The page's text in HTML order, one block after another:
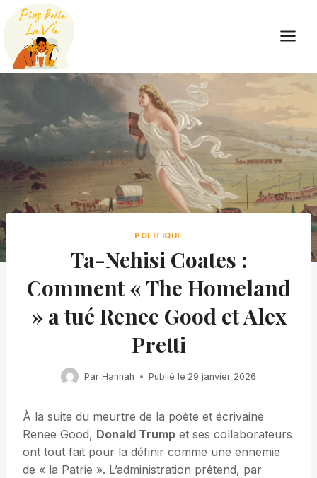
Skip
content
POLITIQUE
Ta-Nehisi Coates :
Comment « The Homeland
» a tué Renee Good et Alex
Pretti
Par Hannah Publié le 29 janvier 2026
À la suite du meurtre de la poète et écrivaine
Renee Good, Donald Trump et ses collaborateurs
ont tout fait pour la définir comme une ennemie
de « la Patrie ». L’administration prétend, par